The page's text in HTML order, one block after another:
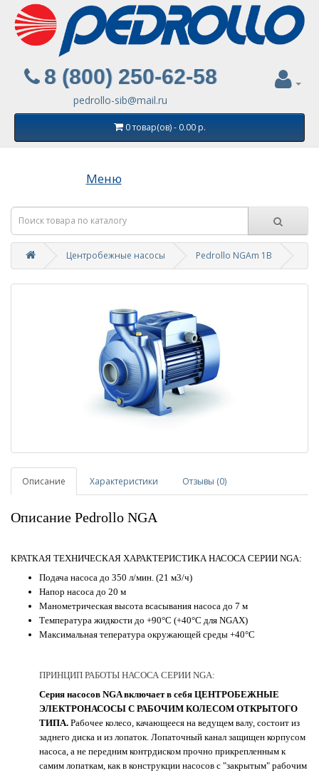
8 (800) 250-62-58
pedrollo-sib@mail.ru
0 товар(ов) - 0.00 р.
Меню
Центробежные насосы Pedrollo NGAm 1B
Описание Характеристики Отзывы (0)
Описание Pedrollo NGA
КРАТКАЯ ТЕХНИЧЕСКАЯ ХАРАКТЕРИСТИКА НАСОСА СЕРИИ NGA:
Подача насоса до 350 л/мин. (21 м3/ч)
Напор насоса до 20 м
Манометрическая высота всасывания насоса до 7 м
Температура жидкости до +90°C (+40°C для NGAX)
Максимальная тепература окружающей среды +40°С
ПРИНЦИП РАБОТЫ НАСОСА СЕРИИ NGA:
Серия насосов NGA включает в себя ЦЕНТРОБЕЖНЫЕ
ЭЛЕКТРОНАСОСЫ С РАБОЧИМ КОЛЕСОМ ОТКРЫТОГО
ТИПА. Рабочее колесо, качающееся на ведущем валу, состоит из
заднего диска и из лопаток. Лопаточный канал защищен корпусом
насоса, а не передним контрдиском прочно прикрепленным к
самим лопаткам, как в конструкции насосов с "закрытым" рабочим